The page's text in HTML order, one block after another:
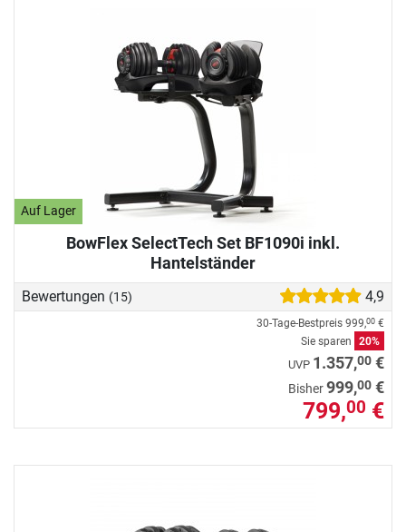
Auf Lager
BowFlex SelectTech Set BF1090i inkl.
Hantelständer
Bewertungen (15) 4,9
30-Tage-Bestpreis 999,00 €
Sie sparen
20%
UVP 1.357,00 €
Bisher999,00 €
799,00 €